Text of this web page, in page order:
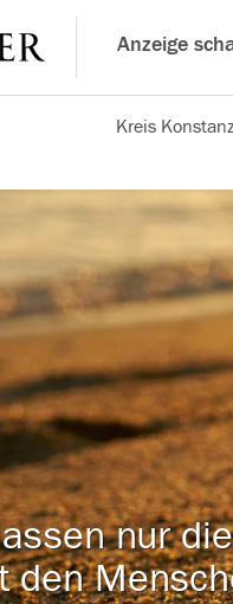
Anzeige
Kreis
nur
den